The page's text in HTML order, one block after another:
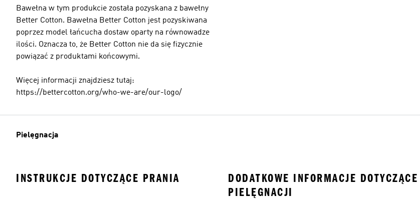
Bawełna w tym produkcie została pozyskana z bawełny
Better Cotton. Bawełna Better Cotton jest pozyskiwana
poprzez model łańcucha dostaw oparty na równowadze
ilości. Oznacza to, że Better Cotton nie da się fizycznie
powiązać z produktami końcowymi.
Więcej informacji znajdziesz tutaj:
https://bettercotton.org/who-we-are/our-logo/
Pielęgnacja
INSTRUKCJE DOTYCZĄCE PRANIA
DODATKOWE INFORMACJE DOTYCZĄCE
PIELĘGNACJI